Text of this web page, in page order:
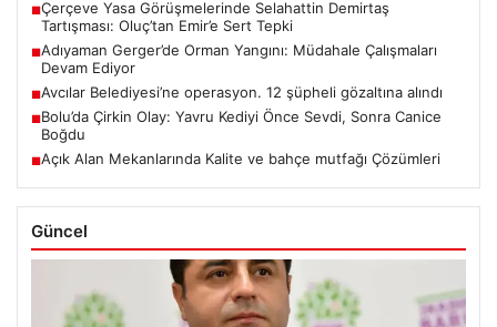
■Çerçeve Yasa Görüşmelerinde Selahattin Demirtaş
Tartışması: Oluç’tan Emir’e Sert Tepki
■Adıyaman Gerger’de Orman Yangını: Müdahale Çalışmaları
Devam Ediyor
■Avcılar Belediyesi’ne operasyon. 12 şüpheli gözaltına alındı
■Bolu’da Çirkin Olay: Yavru Kediyi Önce Sevdi, Sonra Canice
Boğdu
■Açık Alan Mekanlarında Kalite ve bahçe mutfağı Çözümleri
Güncel